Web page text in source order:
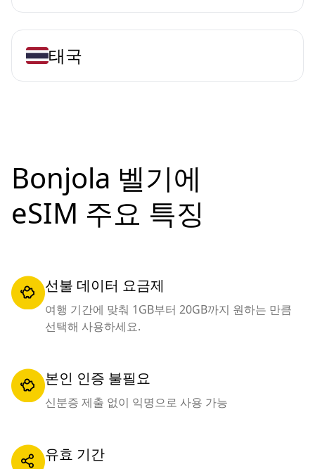
태국
Bonjola 벨기에
eSIM 주요 특징
선불 데이터 요금제
여행 기간에 맞춰 1GB부터 20GB까지 원하는 만큼
선택해 사용하세요.
본인 인증 불필요
신분증 제출 없이 익명으로 사용 가능
유효 기간